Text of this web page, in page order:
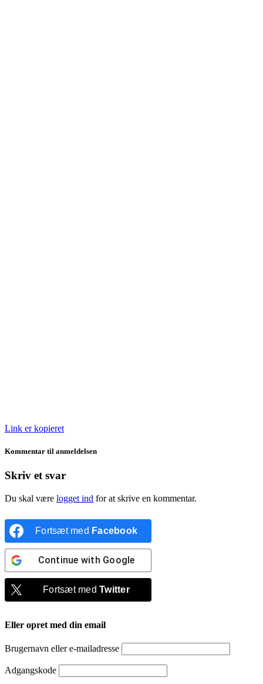
Link er kopieret
Kommentar til anmeldelsen
Skriv et svar
Du skal være logget ind for at skrive en kommentar.
Fortsæt med Facebook
Continue with Google
Fortsæt medTwitter
Eller opret med din email
Brugernavn eller e-mailadresse
Adgangskode